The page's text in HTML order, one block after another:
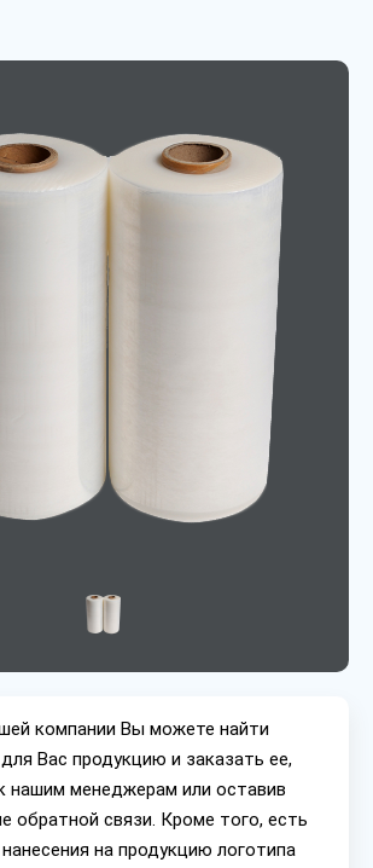
компании Вы можете найти
Вас продукцию и заказать ее,
нашим менеджерам или оставив
обратной связи. Кроме того, есть
на продукцию логотипа